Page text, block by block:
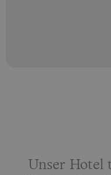
Unser Hotel